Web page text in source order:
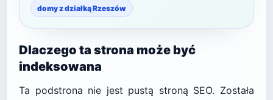
domy z działką Rzeszów
Dlaczego ta strona może być
indeksowana
Ta podstrona nie jest pustą stroną SEO. Została